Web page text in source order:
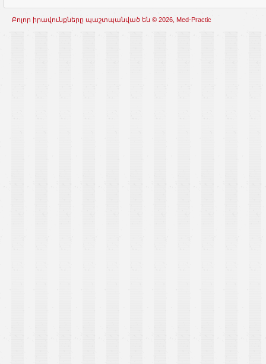
Բոլոր իրավունքները պաշտպանված են © 2026, Med-Practic